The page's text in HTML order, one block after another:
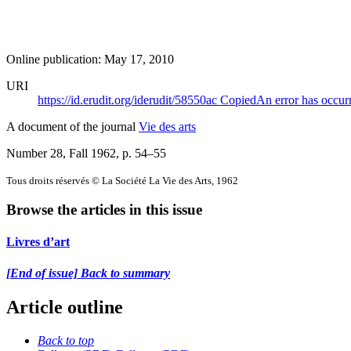
Online publication: May 17, 2010
URI
https://id.erudit.org/iderudit/58550ac CopiedAn error has
A document of the journal Vie des arts
Number 28, Fall 1962, p. 54–55
Tous droits réservés © La Société La Vie des Arts, 1962
Browse the articles in this issue
Livres d’art
[End of issue] Back to summary
Article outline
Back to top